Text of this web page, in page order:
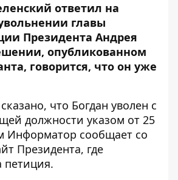
ответил на
главы
Президента Андрея
опубликованном
говорится, что он уже
что Богдан уволен с
должности указом от 25
Информатор сообщает со
Президента, где
петиция.